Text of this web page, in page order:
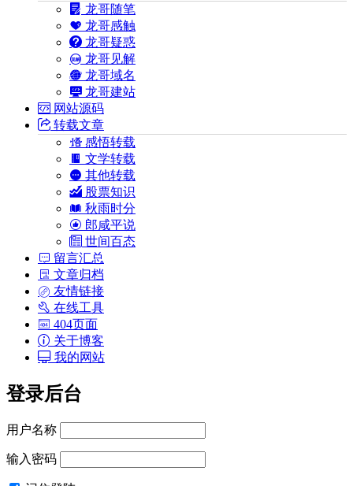
龙哥随笔
龙哥感触
龙哥疑惑
龙哥见解
龙哥域名
龙哥建站
网站源码
转载文章
感悟转载
文学转载
其他转载
股票知识
秋雨时分
郎咸平说
世间百态
留言汇总
文章归档
友情链接
在线工具
404页面
关于博客
我的网站
登录后台
用户名称
输入密码